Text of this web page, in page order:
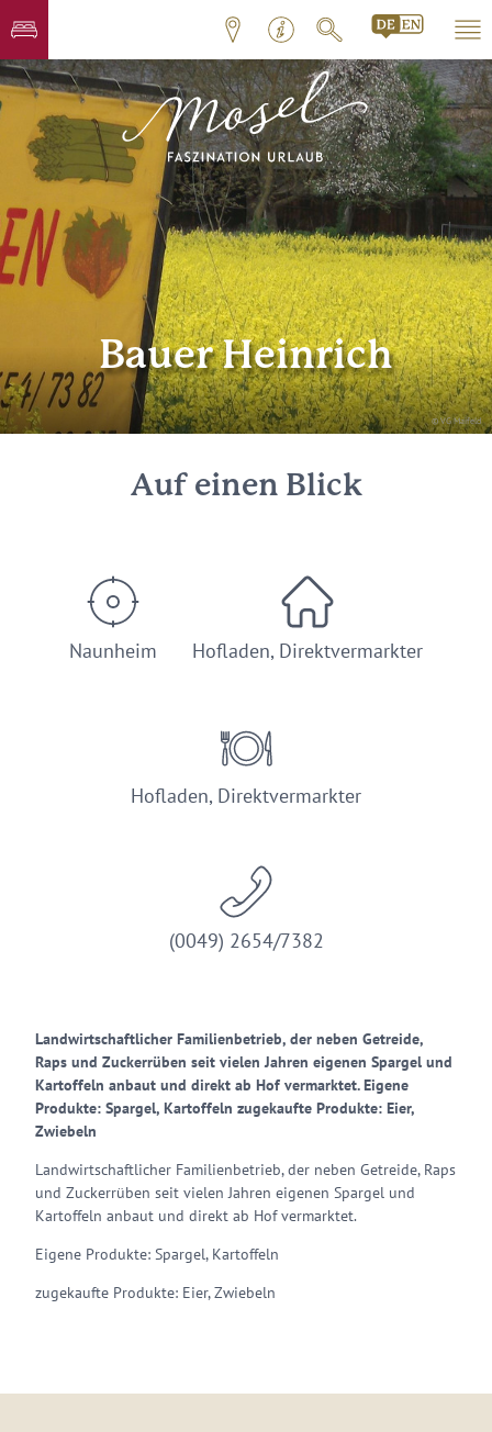
© VG Maifeld
Bauer Heinrich
Auf einen Blick
Naunheim Hofladen, Direktvermarkter
Hofladen, Direktvermarkter
(0049) 2654/7382
Landwirtschaftlicher Familienbetrieb, der neben Getreide,
Raps und Zuckerrüben seit vielen Jahren eigenen Spargel und
Kartoffeln anbaut und direkt ab Hof vermarktet. Eigene
Produkte: Spargel, Kartoffeln zugekaufte Produkte: Eier,
Zwiebeln
Landwirtschaftlicher Familienbetrieb, der neben Getreide, Raps
und Zuckerrüben seit vielen Jahren eigenen Spargel und
Kartoffeln anbaut und direkt ab Hof vermarktet.
Eigene Produkte: Spargel, Kartoffeln
zugekaufte Produkte: Eier, Zwiebeln